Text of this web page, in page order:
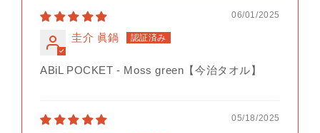
06/01/2025
圭介 眞鍋
ABiL POCKET - Moss green【今治タオル】
05/18/2025